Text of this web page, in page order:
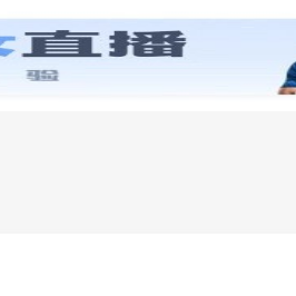
小学英语 初中英语